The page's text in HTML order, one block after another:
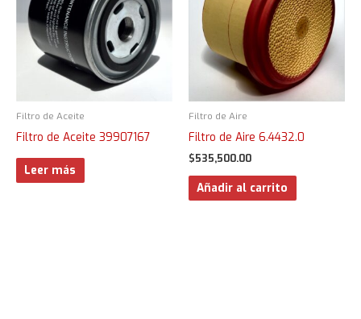
Filtro de Aceite
Filtro de Aceite 39907167
Leer más
Filtro de Aire
Filtro de Aire 6.4432.0
$535,500.00
Añadir al carrito